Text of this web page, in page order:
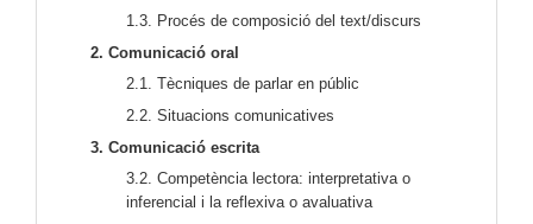
1.3. Procés de composició del text/discurs
2. Comunicació oral
2.1. Tècniques de parlar en públic
2.2. Situacions comunicatives
3. Comunicació escrita
3.2. Competència lectora: interpretativa o
inferencial i la reflexiva o avaluativa